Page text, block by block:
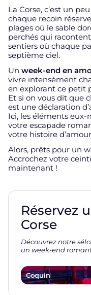
La Corse, c’est un
chaque recoin
plages où le sable
perchés qui
sentiers où chaque
septième ciel.
Un week-end en
vivre intensément
en explorant ce petit
Et si on vous dit que
est une déclaration
Ici, les éléments
votre escapade
votre histoire
Alors, prêts pour un
Accrochez votre
maintenant !
Réservez
Corse
Découvrez notre
un week-end
Coquin